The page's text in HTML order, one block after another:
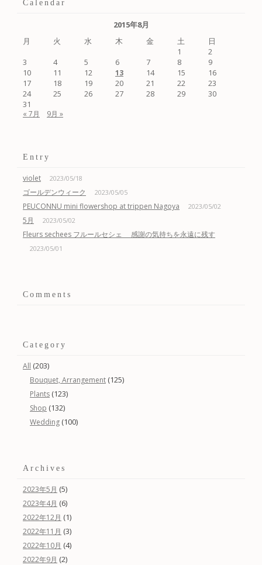
Calendar
2015年8月
月
火 水 木 金 土
日
1
2
3
4 5 6 7 8
9
10
11 12 13 14 15
16
17
18 19 20 21 22
23
24
25 26 27 28 29
30
31
« 7月 9月 »
Entry
violet 2023/05/18
ゴールデンウィーク 2023/05/05
PEUCONNU mini flowershop at trippen Nagoya 2023/05/02
5月 2023/05/02
Fleurs sechees フルールセシェ 感謝の気持ちを永遠に残す
2023/05/01
Comments
Category
All (203)
Bouquet, Arrangement (125)
Plants (123)
Shop (132)
Wedding (100)
Archives
2023年5月 (5)
2023年4月 (6)
2022年12月 (1)
2022年11月 (3)
2022年10月 (4)
2022年9月 (2)